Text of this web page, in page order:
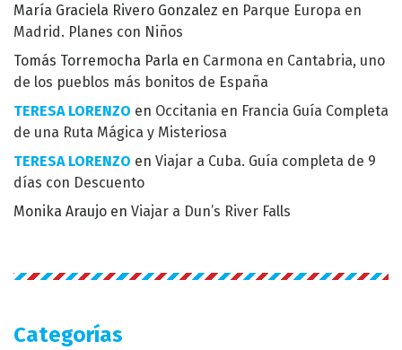
María Graciela Rivero Gonzalez en Parque Europa en
Madrid. Planes con Niños
Tomás Torremocha Parla en Carmona en Cantabria, uno
de los pueblos más bonitos de España
TERESA LORENZO en Occitania en Francia Guía Completa
de una Ruta Mágica y Misteriosa
TERESA LORENZO en Viajar a Cuba. Guía completa de 9
días con Descuento
Monika Araujo en Viajar a Dun’s River Falls
Categorías